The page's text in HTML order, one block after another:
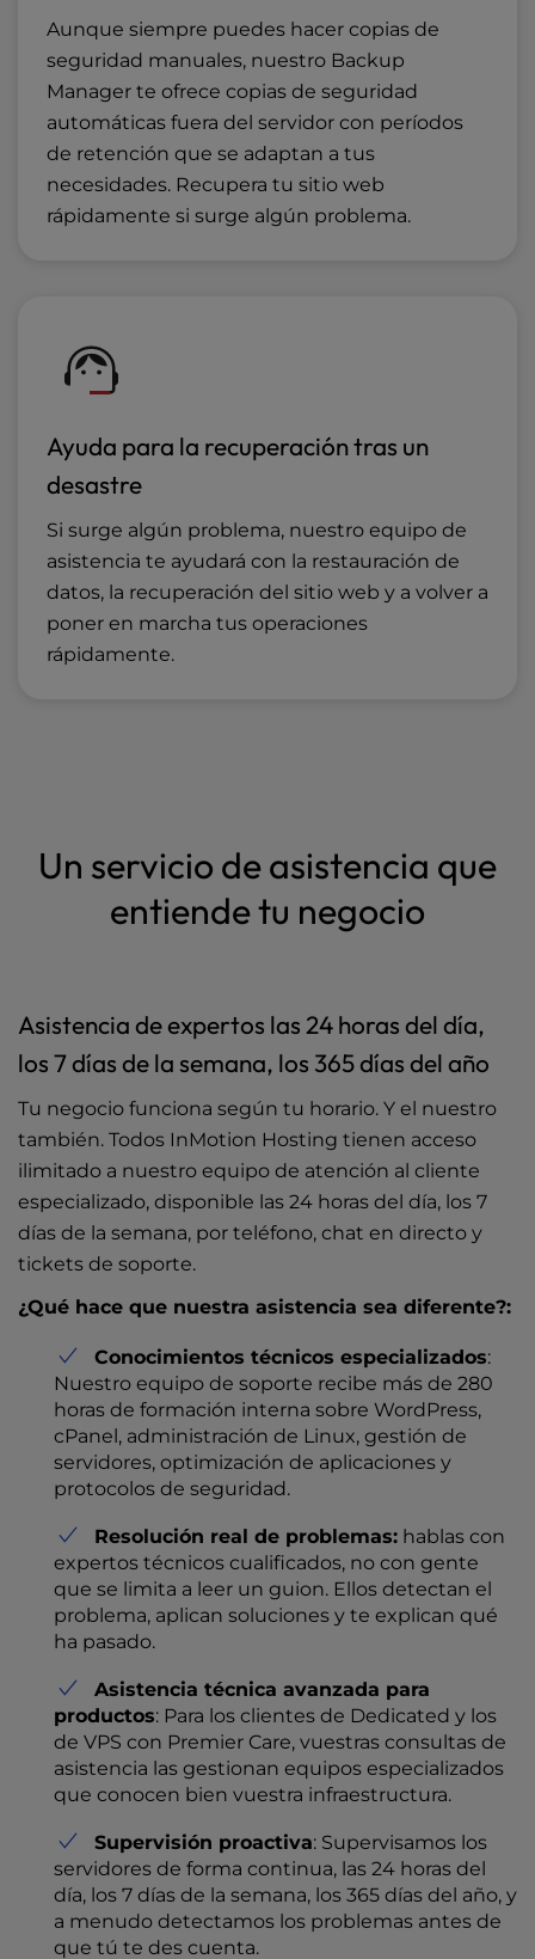
Aunque siempre puedes hacer copias de
seguridad manuales, nuestro Backup
Manager te ofrece copias de seguridad
automáticas fuera del servidor con períodos
de retención que se adaptan a tus
necesidades. Recupera tu sitio web
rápidamente si surge algún problema.
Ayuda para la recuperación tras un
desastre
Si surge algún problema, nuestro equipo de
asistencia te ayudará con la restauración de
datos, la recuperación del sitio web y a volver a
poner en marcha tus operaciones
rápidamente.
Un servicio de asistencia que
entiende tu negocio
Asistencia de expertos las 24 horas del día,
los 7 días de la semana, los 365 días del año
Tu negocio funciona según tu horario. Y el nuestro
también. Todos InMotion Hosting tienen acceso
ilimitado a nuestro equipo de atención al cliente
especializado, disponible las 24 horas del día, los 7
días de la semana, por teléfono, chat en directo y
tickets de soporte.
¿Qué hace que nuestra asistencia sea diferente?:
Conocimientos técnicos especializados:
Nuestro equipo de soporte recibe más de 280
horas de formación interna sobre WordPress,
cPanel, administración de Linux, gestión de
servidores, optimización de aplicaciones y
protocolos de seguridad.
Resolución real de problemas: hablas con
expertos técnicos cualificados, no con gente
que se limita a leer un guion. Ellos detectan el
problema, aplican soluciones y te explican qué
ha pasado.
Asistencia técnica avanzada para
productos: Para los clientes de Dedicated y los
de VPS con Premier Care, vuestras consultas de
asistencia las gestionan equipos especializados
que conocen bien vuestra infraestructura.
Supervisión proactiva: Supervisamos los
servidores de forma continua, las 24 horas del
día, los 7 días de la semana, los 365 días del año, y
a menudo detectamos los problemas antes de
que tú te des cuenta.